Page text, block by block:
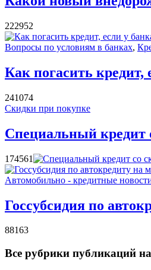
222952
Вопросы по условиям в банках,
Как погасить кредит,
241074
Скидки при покупке
Специальный кредит
174561
Автомобильно - кредитные
Госсубсидия по
88163
Все рубрики публикаций